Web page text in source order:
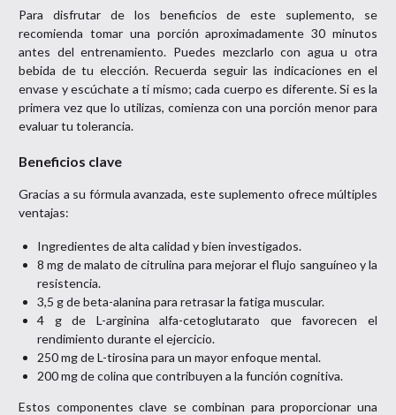
Para disfrutar de los beneficios de este suplemento, se
recomienda tomar una porción aproximadamente 30 minutos
antes del entrenamiento. Puedes mezclarlo con agua u otra
bebida de tu elección. Recuerda seguir las indicaciones en el
envase y escúchate a ti mismo; cada cuerpo es diferente. Si es la
primera vez que lo utilizas, comienza con una porción menor para
evaluar tu tolerancia.
Beneficios clave
Gracias a su fórmula avanzada, este suplemento ofrece múltiples
ventajas:
Ingredientes de alta calidad y bien investigados.
8 mg de malato de citrulina para mejorar el flujo sanguíneo y la
resistencia.
3,5 g de beta-alanina para retrasar la fatiga muscular.
4 g de L-arginina alfa-cetoglutarato que favorecen el
rendimiento durante el ejercicio.
250 mg de L-tirosina para un mayor enfoque mental.
200 mg de colina que contribuyen a la función cognitiva.
Estos componentes clave se combinan para proporcionar una